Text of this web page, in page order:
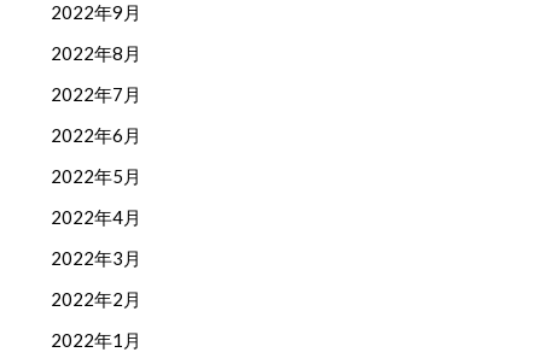
2022年9月
2022年8月
2022年7月
2022年6月
2022年5月
2022年4月
2022年3月
2022年2月
2022年1月